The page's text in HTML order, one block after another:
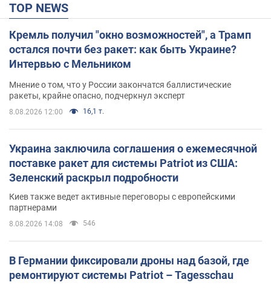
TOP NEWS
Кремль получил "окно возможностей", а Трамп
остался почти без ракет: как быть Украине?
Интервью с Мельником
Мнение о том, что у России закончатся баллистические
ракеты, крайне опасно, подчеркнул эксперт
8.08.2026 12:00 16,1 т.
Украина заключила соглашения о ежемесячной
поставке ракет для системы Patriot из США:
Зеленский раскрыл подробности
Киев также ведет активные переговоры с европейскими
партнерами
8.08.2026 14:08 546
В Германии фиксировали дроны над базой, где
ремонтируют системы Patriot – Tagesschau